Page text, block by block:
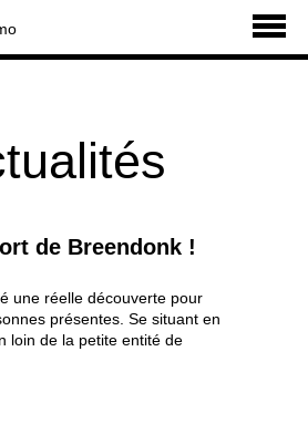
de Breendonk !
une réelle découverte pour
présentes. Se situant en
loin de la petite entité de
de la Deuxième Guerre